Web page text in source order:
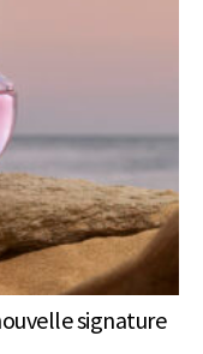
signature